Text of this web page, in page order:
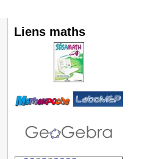
Liens maths